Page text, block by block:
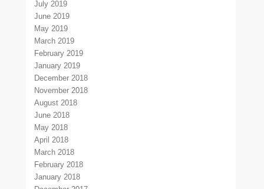
July 2019
June 2019
May 2019
March 2019
February 2019
January 2019
December 2018
November 2018
August 2018
June 2018
May 2018
April 2018
March 2018
February 2018
January 2018